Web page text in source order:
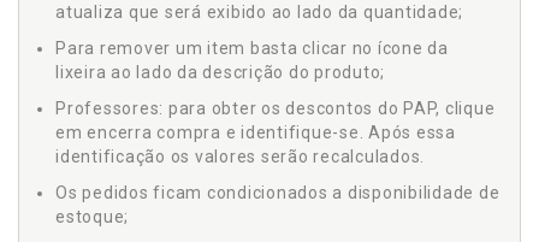
atualiza que será exibido ao lado da quantidade;
Para remover um item basta clicar no ícone da
lixeira ao lado da descrição do produto;
Professores: para obter os descontos do PAP, clique
em encerra compra e identifique-se. Após essa
identificação os valores serão recalculados.
Os pedidos ficam condicionados a disponibilidade de
estoque;